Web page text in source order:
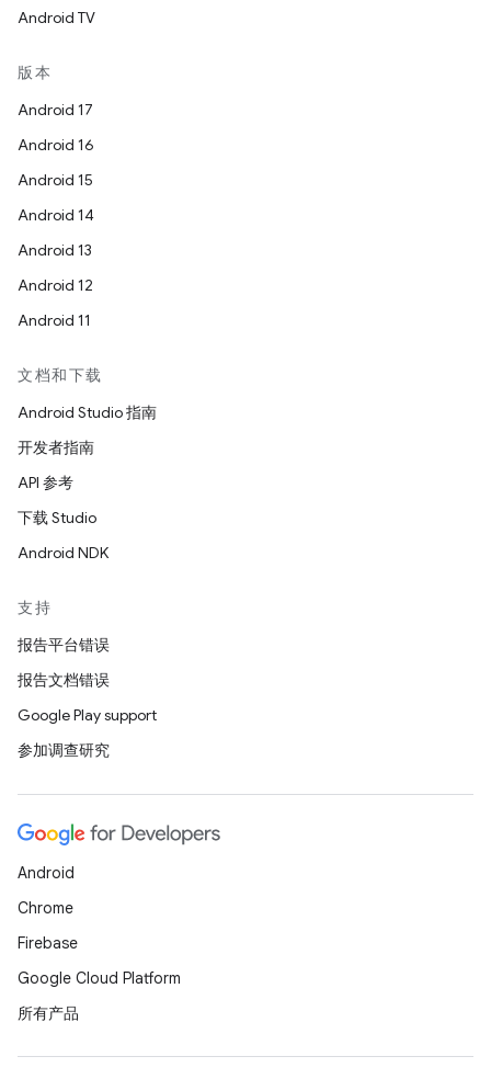
Android TV
版本
Android 17
Android 16
Android 15
Android 14
Android 13
Android 12
Android 11
文档和下载
Android Studio 指南
开发者指南
API 参考
下载 Studio
Android NDK
支持
报告平台错误
报告文档错误
Google Play support
参加调查研究
Android
Chrome
Firebase
Google Cloud Platform
所有产品